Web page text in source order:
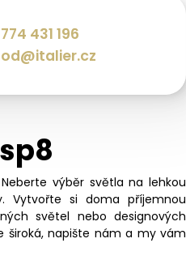
431 196
výběr světla na lehkou
Vytvořte si doma příjemnou
světel nebo designových
široká, napište nám a my vám